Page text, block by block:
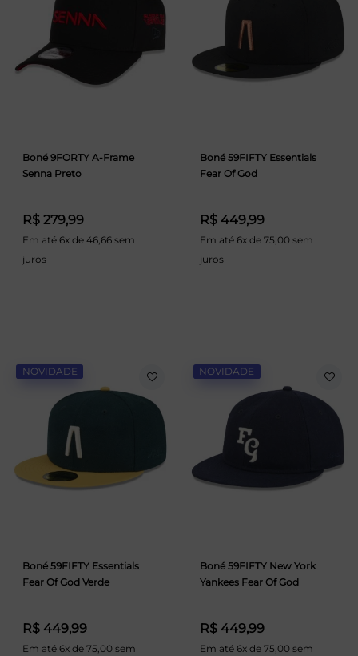
Boné 9FORTY A-Frame
Senna Preto
R$ 279,99
Em até 6x de 46,66 sem
juros
Boné 59FIFTY Essentials
Fear Of God
R$ 449,99
Em até 6x de 75,00 sem
juros
NOVIDADE
Boné 59FIFTY Essentials
Fear Of God Verde
R$ 449,99
Em até 6x de 75,00 sem
NOVIDADE
Boné 59FIFTY New York
Yankees Fear Of God
R$ 449,99
Em até 6x de 75,00 sem